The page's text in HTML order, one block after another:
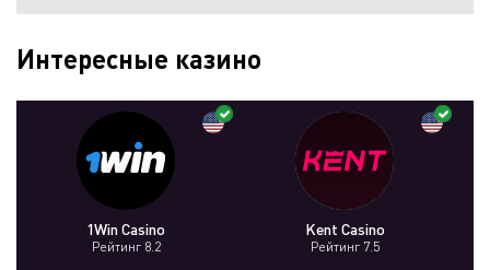
Интересные казино
1Win Casino
Рейтинг 8.2
Kent Casino
Рейтинг 7.5